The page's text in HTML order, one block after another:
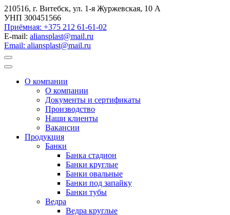
210516, г. Витебск, ул. 1-я Журжевская, 10 А
УНП 300451566
Приёмная: +375 212 61-61-02
E-mail: aliansplast@mail.ru
Email: aliansplast@mail.ru
О компании
О компании
Документы и сертификаты
Производство
Наши клиенты
Вакансии
Продукция
Банки
Банка стадион
Банки круглые
Банки овальные
Банки под запайку
Банки тубы
Ведра
Ведра круглые